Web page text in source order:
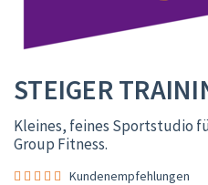
STEIGER
Kleines, feines Sportstudio
Group Fitness.
Kundenempfehlungen